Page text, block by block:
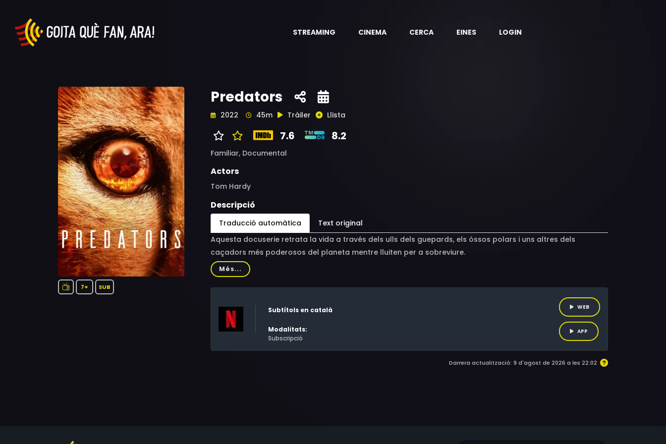
STREAMING CINEMA CERCA EINES LOGIN
7+ SUB
Predators
2022 45m Tràiler Llista
7.6 8.2
Familiar, Documental
Actors
Tom Hardy
Descripció
Traducció automàtica
Text original
Aquesta docuserie retrata la vida a través dels ulls dels guepards, els óssos polars i uns altres dels
caçadors més poderosos del planeta mentre lluiten per a sobreviure.
Més...
Subtítols en català
Modalitats:
Subscripció
WEB
APP
Darrera actualització: 9 d'agost de 2026 a les 22:02